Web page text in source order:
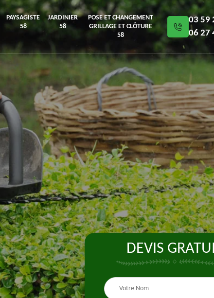
PAYSAGISTE
58
JARDINIER
58
POSE ET CHANGEMENT
GRILLAGE ET CLÔTURE
58
03 59
06 27
DEVIS